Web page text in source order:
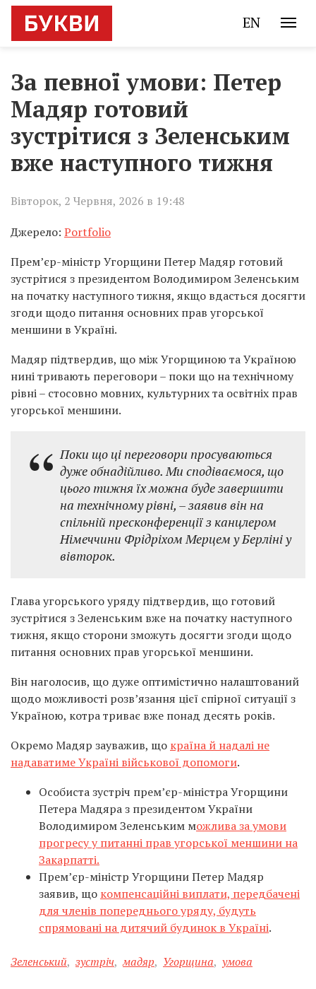
EN
За певної умови: Петер
Мадяр готовий
зустрітися з Зеленським
вже наступного тижня
Вівторок, 2 Червня, 2026 в 19:48
Джерело: Portfolio
Прем’єр-міністр Угорщини Петер Мадяр готовий
зустрітися з президентом Володимиром Зеленським
на початку наступного тижня, якщо вдасться досягти
згоди щодо питання основних прав угорської
меншини в Україні.
Мадяр підтвердив, що між Угорщиною та Україною
нині тривають переговори – поки що на технічному
рівні – стосовно мовних, культурних та освітніх прав
угорської меншини.
Поки що ці переговори просуваються
дуже обнадійливо. Ми сподіваємося, що
цього тижня їх можна буде завершити
на технічному рівні, – заявив він на
спільній пресконференції з канцлером
Німеччини Фрідріхом Мерцем у Берліні у
вівторок.
Глава угорського уряду підтвердив, що готовий
зустрітися з Зеленським вже на початку наступного
тижня, якщо сторони зможуть досягти згоди щодо
питання основних прав угорської меншини.
Він наголосив, що дуже оптимістично налаштований
щодо можливості розв’язання цієї спірної ситуації з
Україною, котра триває вже понад десять років.
Окремо Мадяр зауважив, що країна й надалі не
надаватиме Україні військової допомоги.
Особиста зустріч прем’єр-міністра Угорщини
Петера Мадяра з президентом України
Володимиром Зеленським можлива за умови
прогресу у питанні прав угорської меншини на
Закарпатті.
Прем’єр-міністр Угорщини Петер Мадяр
заявив, що компенсаційні виплати, передбачені
для членів попереднього уряду, будуть
спрямовані на дитячий будинок в Україні.
Зеленський, зустріч, мадяр, Угорщина, умова